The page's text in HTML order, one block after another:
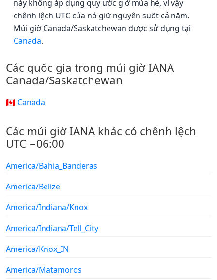
này không áp dụng quy ước giờ mùa hè, vì vậy
chênh lệch UTC của nó giữ nguyên suốt cả năm.
Múi giờ Canada/Saskatchewan được sử dụng tại
Canada.
Các quốc gia trong múi giờ IANA
Canada/Saskatchewan
🇨🇦 Canada
Các múi giờ IANA khác có chênh lệch
UTC −06:00
America/Bahia_Banderas
America/Belize
America/Indiana/Knox
America/Indiana/Tell_City
America/Knox_IN
America/Matamoros